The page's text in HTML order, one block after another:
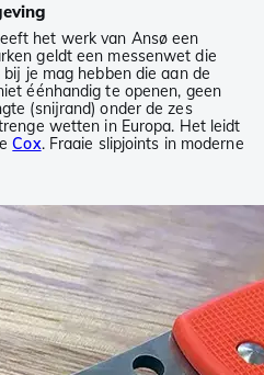
het werk van Ansø een
geldt een messenwet die
je mag hebben die aan de
éénhandig te openen, geen
(snijrand) onder de zes
wetten in Europa. Het leidt
Cox. Fraaie slipjoints in moderne